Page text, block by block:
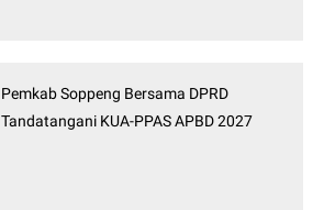
Pemkab Soppeng Bersama DPRD
Tandatangani KUA-PPAS APBD 2027